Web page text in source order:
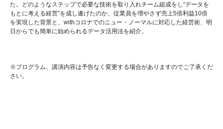
た。どのようなステップで必要な技術を取り入れチーム組成をし“データを
もとに考える経営”を成し遂げたのか、従業員を増やさず売上5倍利益10倍
を実現した背景と、withコロナでのニュー・ノーマルに対応した経営術、明
日からでも簡単に始められるデータ活用法を紹介。
※プログラム、講演内容は予告なく変更する場合がありますのでご了承くだ
さい。